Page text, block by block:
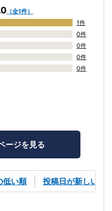
（全1件）
1件
0件
0件
0件
0件
ージを見る
低い順 投稿日が新しい順